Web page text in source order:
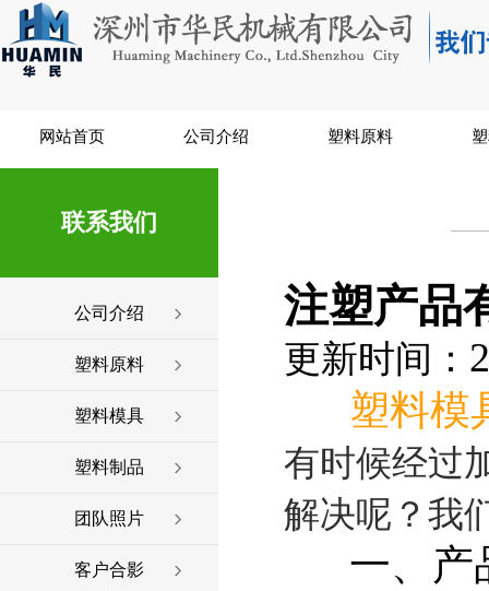
网站首页 公司介绍 塑料原料
联系我们
公司介绍
塑料原料
塑料模具
塑料制品
团队照片
客户合影
注塑产品
更新时间：
塑料模
有时候经过
解决呢？我
一、产